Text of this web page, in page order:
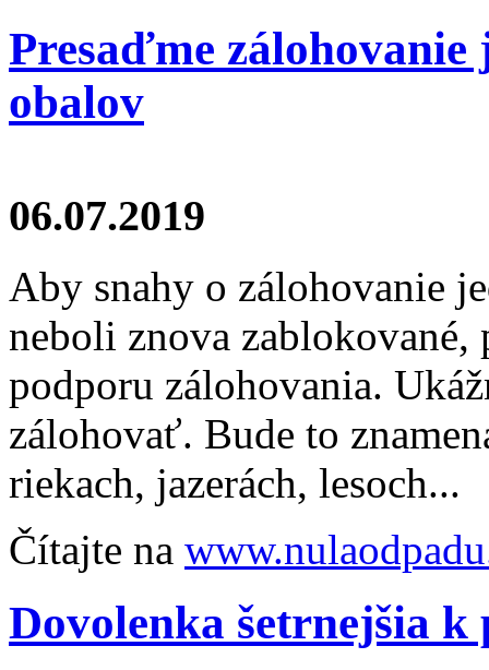
Presaďme
obalov
06.07.2019
Aby snahy o zálohovanie
neboli znova zablokované,
podporu zálohovania.
zálohovať. Bude to
riekach, jazerách, lesoch...
Čítajte na
Dovolenka šetrnejšia k